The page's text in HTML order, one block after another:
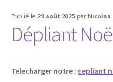
Publié le 29 août 2025par Nicolas
Dépliant
Telecharger notre : depliant